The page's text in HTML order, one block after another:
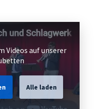
Videos auf unserer
Alle laden